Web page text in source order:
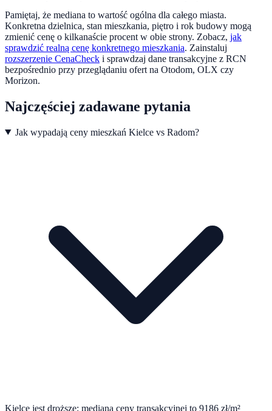
Pamiętaj, że mediana to wartość ogólna dla całego miasta.
Konkretna dzielnica, stan mieszkania, piętro i rok budowy mogą
zmienić cenę o kilkanaście procent w obie strony. Zobacz, jak
sprawdzić realną cenę konkretnego mieszkania. Zainstaluj
rozszerzenie CenaCheck i sprawdzaj dane transakcyjne z RCN
bezpośrednio przy przeglądaniu ofert na Otodom, OLX czy
Morizon.
Najczęściej zadawane pytania
Jak wypadają ceny mieszkań Kielce vs Radom?
Kielce jest droższe: mediana ceny transakcyjnej to 9186 zł/m²